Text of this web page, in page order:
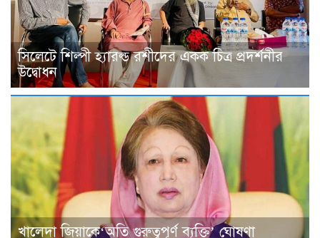
সিলেটে শিল্পী হ্যারল্ড রশীদের একক চিত্র প্রদর্শনীর
উদ্বোধন
খালেদা জিয়াকে‘অতি গুরুত্বপূর্ণ ব্যক্তি’ ঘোষণা